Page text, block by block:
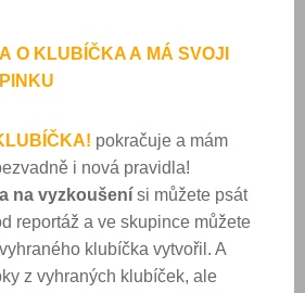
O KLUBÍČKA A MÁ SVOJI
pokračuje a mám
i nová pravidla!
na vyzkoušení si můžete psát
reportáž a ve skupince můžete
klubíčka vytvořil. A
z vyhraných klubíček, ale